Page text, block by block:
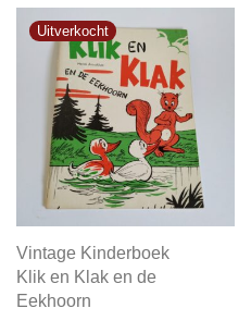
Vintage Kinderboek
Klik en Klak en de
Eekhoorn